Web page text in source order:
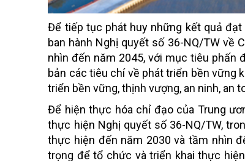
Để tiếp tục phát huy những kết quả đạt
ban hành Nghị quyết số 36-NQ/TW về
nhìn đến năm 2045, với mục tiêu phấn
bản các tiêu chí về phát triển bền vững
triển bền vững, thịnh vượng, an ninh, an
Để hiện thực hóa chỉ đạo của Trung
thực hiện Nghị quyết số 36-NQ/TW,
thực hiện đến năm 2030 và tầm nhìn
trọng để tổ chức và triển khai thực